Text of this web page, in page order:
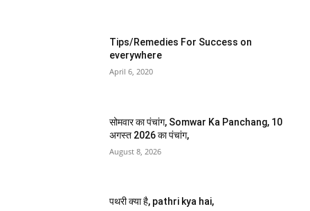
Tips/Remedies For Success on
everywhere
April 6, 2020
सोमवार का पंचांग, Somwar Ka Panchang, 10
अगस्त 2026 का पंचांग,
August 8, 2026
पथरी क्या है, pathri kya hai,